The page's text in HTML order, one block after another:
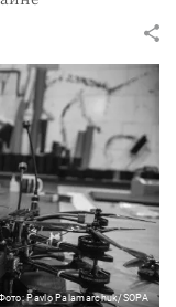
Pavlo Palamarchuk/SOPA